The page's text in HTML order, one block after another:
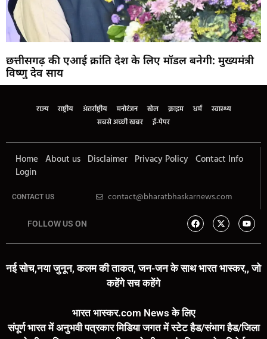
छत्तीसगढ़ की एआई क्रांति देश के लिए मॉडल बनेगी: मुख्यमंत्री
विष्णु देव साय
राज्य राष्ट्रीय अंतर्राष्ट्रीय मनोरंजन खेल क्राइम धर्म
स्वास्थ्य
सबसे अच्छी खबर
ई-पेपर
Home About us Disclaimer Privacy Policy Contact Info
Login
CONTACT US contact@bharatbhaskarnews.com
FOLLOW US ON
नई सोच,नया जुनून, कलम की ताकत, जन-जन के साथ भारत भास्कर,, जो
कहेंगे सच कहेंगे
भारत भास्कर.com News के लिए
संपूर्ण भारत में अनुभवी पत्रकार मिडिया जगत में स्टेट हैड/संभाग हैड/जिला